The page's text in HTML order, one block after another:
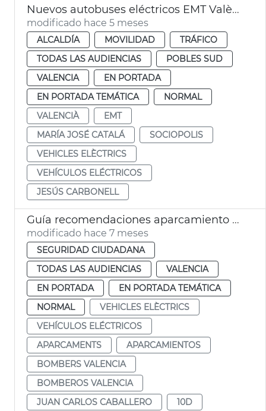
Nuevos autobuses eléctricos EMT València y nueva línea Sociópolis
modificado hace 5 meses
ALCALDÍA MOVILIDAD
TRÁFICO
TODAS LAS AUDIENCIAS
POBLES SUD
VALENCIA
EN PORTADA
EN PORTADA TEMÁTICA
NORMAL
VALENCIÀ
EMT
MARÍA JOSÉ CATALÁ
SOCIOPOLIS
VEHICLES ELÈCTRICS
VEHÍCULOS ELÉCTRICOS
JESÚS CARBONELL
Guía recomendaciones aparcamiento vehículos eléctricos València
modificado hace 7 meses
SEGURIDAD CIUDADANA
TODAS LAS AUDIENCIAS
VALENCIA
EN PORTADA
EN PORTADA TEMÁTICA
NORMAL
VEHICLES ELÈCTRICS
VEHÍCULOS ELÉCTRICOS
APARCAMENTS
APARCAMIENTOS
BOMBERS VALENCIA
BOMBEROS VALENCIA
JUAN CARLOS CABALLERO
10D